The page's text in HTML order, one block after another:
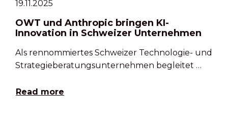
19.11.2025
OWT und Anthropic bringen KI-
Innovation in Schweizer Unternehmen
Als rennommiertes Schweizer Technologie- und
Strategieberatungsunternehmen begleitet …
Read more